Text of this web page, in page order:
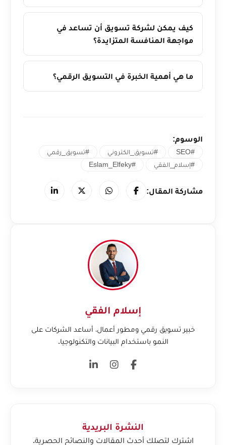
كيف يمكن لشركة تسويق أن تساعد في
مواجهة المنافسة المتزايدة؟
ما هي أهمية الخبرة في التسويق الرقمي؟
الوسوم:
#SEO #تسويق_الكتروني
#تسويق_رقمي
#إسلام_الفقي
#Eslam_Elfeky
مشاركة المقال:
إسلام الفقي
خبير تسويق رقمي ومطور أعمال، أساعد الشركات على
النمو باستخدام البيانات والتكنولوجيا.
النشرة البريدية
اشترك لتصلك أحدث المقالات والنصائح الحصرية.